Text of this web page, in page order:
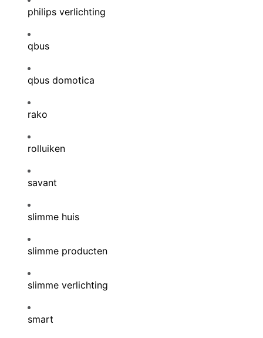
philips verlichting
qbus
qbus domotica
rako
rolluiken
savant
slimme huis
slimme producten
slimme verlichting
smart